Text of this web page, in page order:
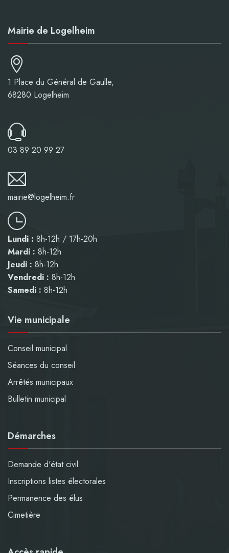
Mairie de Logelheim
1 Place du Général de Gaulle,
68280 Logelheim
03 89 20 99 27
mairie@logelheim.fr
Lundi : 8h-12h / 17h-20h
Mardi : 8h-12h
Jeudi : 8h-12h
Vendredi : 8h-12h
Samedi : 8h-12h
Vie municipale
Conseil municipal
Séances du conseil
Arrêtés municipaux
Bulletin municipal
Démarches
Demande d'état civil
Inscriptions listes électorales
Permanence des élus
Cimetière